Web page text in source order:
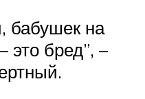
бабушек на
это бред”, –